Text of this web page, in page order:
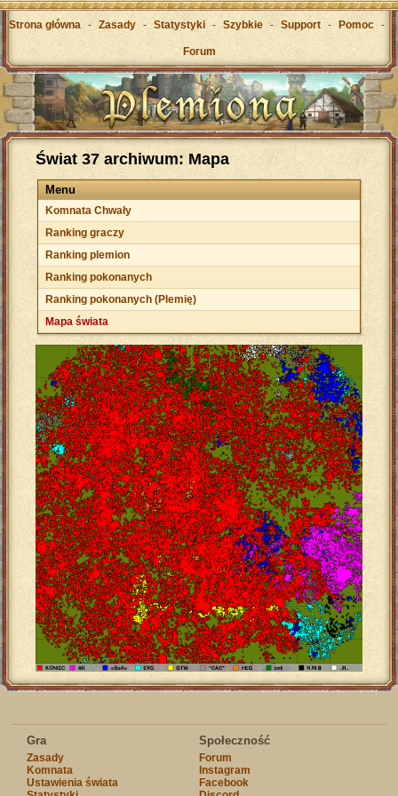
Strona główna - Zasady - Statystyki - Szybkie - Support - Pomoc -
Forum
Świat 37 archiwum: Mapa
Menu
Komnata Chwały
Ranking graczy
Ranking plemion
Ranking pokonanych
Ranking pokonanych (Plemię)
Mapa świata
Gra
Zasady
Komnata
Ustawienia świata
Społeczność
Forum
Instagram
Facebook